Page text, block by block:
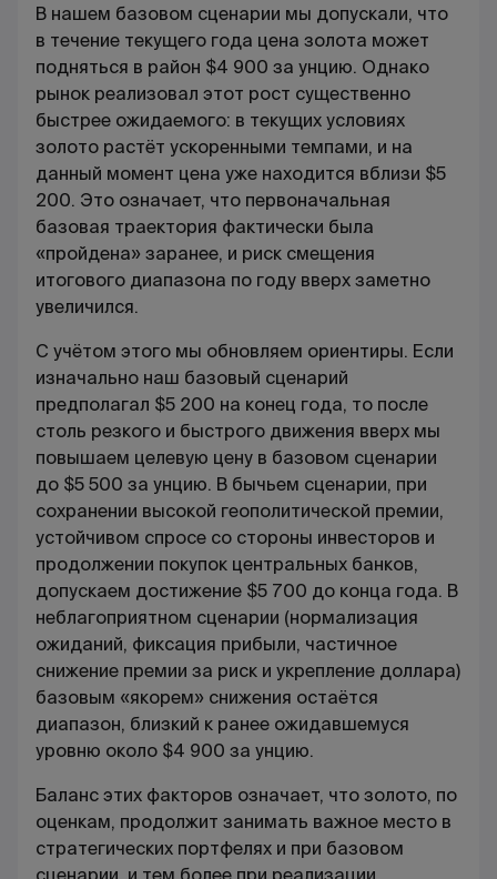
В нашем базовом сценарии мы допускали, что
в течение текущего года цена золота может
подняться в район $4 900 за унцию. Однако
рынок реализовал этот рост существенно
быстрее ожидаемого: в текущих условиях
золото растёт ускоренными темпами, и на
данный момент цена уже находится вблизи $5
200. Это означает, что первоначальная
базовая траектория фактически была
«пройдена» заранее, и риск смещения
итогового диапазона по году вверх заметно
увеличился.
С учётом этого мы обновляем ориентиры. Если
изначально наш базовый сценарий
предполагал $5 200 на конец года, то после
столь резкого и быстрого движения вверх мы
повышаем целевую цену в базовом сценарии
до $5 500 за унцию. В бычьем сценарии, при
сохранении высокой геополитической премии,
устойчивом спросе со стороны инвесторов и
продолжении покупок центральных банков,
допускаем достижение $5 700 до конца года. В
неблагоприятном сценарии (нормализация
ожиданий, фиксация прибыли, частичное
снижение премии за риск и укрепление доллара)
базовым «якорем» снижения остаётся
диапазон, близкий к ранее ожидавшемуся
уровню около $4 900 за унцию.
Баланс этих факторов означает, что золото, по
оценкам, продолжит занимать важное место в
стратегических портфелях и при базовом